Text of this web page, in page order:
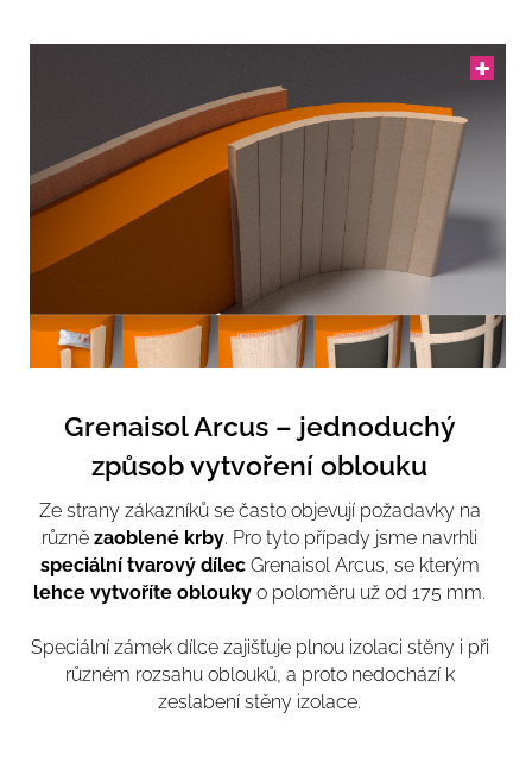
Grenaisol Arcus – jednoduchý
způsob vytvoření oblouku
Ze strany zákazníků se často objevují požadavky na
různězaoblené krby. Pro tyto případy jsme navrhli
speciální tvarový dílecGrenaisol Arcus, se kterým
lehce vytvoříte oblouky o poloměru už od 175 mm.
Speciální zámek dílce zajišťuje plnou izolaci stěny i při
různém rozsahu oblouků, a proto nedochází k
zeslabení stěny izolace.